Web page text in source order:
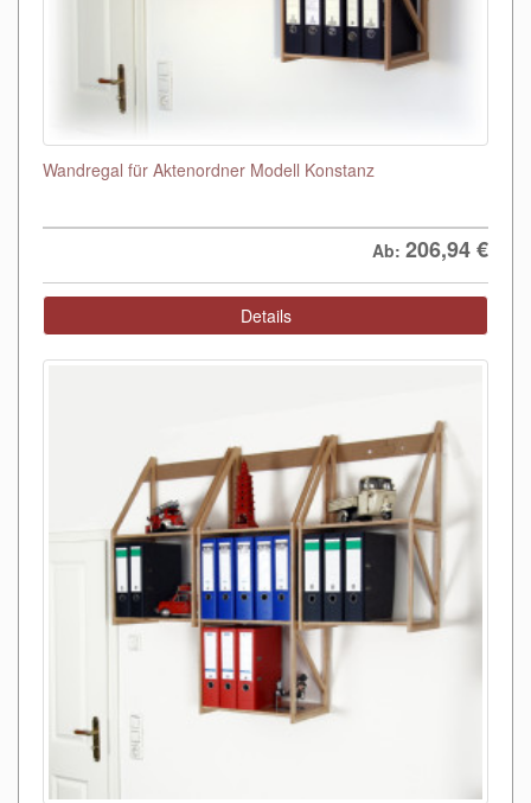
Wandregal für Aktenordner Modell Konstanz
Ab: 206,94€
Details